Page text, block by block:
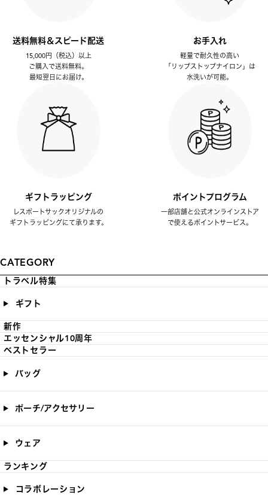
送料無料＆スピード配送
15,000円（税込）以上
ご購入で送料無料。
最短翌日にお届け。
お手入れ
軽量で耐久性の高い
「リップストップナイロン」は
水洗いが可能。
ギフトラッピング
レスポートサックオリジナルの
ギフトラッピングにて承ります。
ポイントプログラム
一部店舗と公式オンラインストア
で使えるポイントサービス。
CATEGORY
トラベル特集
ギフト
新作
エッセンシャル10周年
ベストセラー
バッグ
ポーチ/アクセサリー
ウェア
ランキング
コラボレーション